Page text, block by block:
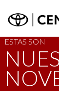
ESTAS SON